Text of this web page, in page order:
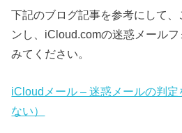
下記のブログ記事を参考にして
ンし、iCloud.comの迷惑メール
みてください。
iCloudメール – 迷惑メールの判
ない）